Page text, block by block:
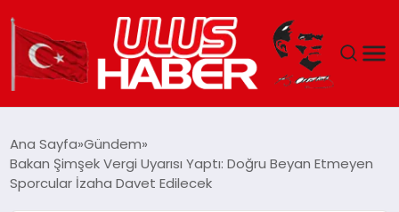
DÜNYA
Ana Sayfa Gündem
Bakan Şimşek Vergi Uyarısı Yaptı: Doğru Beyan Etmeyen
Sporcular İzaha Davet Edilecek